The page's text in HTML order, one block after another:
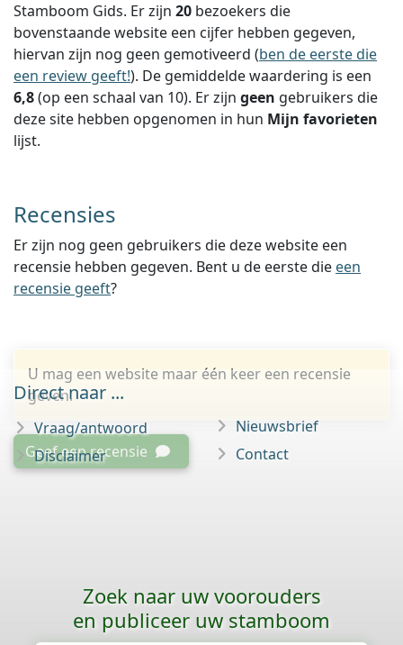
Stamboom Gids. Er zijn 20 bezoekers die
bovenstaande website een cijfer hebben gegeven,
hiervan zijn nog geen gemotiveerd (ben de eerste die
een review geeft!). De gemiddelde waardering is een
6,8(op een schaal van 10). Er zijn geen gebruikers die
deze site hebben opgenomen in hun Mijn favorieten
lijst.
Recensies
Er zijn nog geen gebruikers die deze website een
recensie hebben gegeven. Bent u de eerste die een
recensie geeft?
U mag een website maar één keer een recensie
geven.
Geef een recensie
Direct naar ...
Vraag/antwoord
Disclaimer
Nieuwsbrief
Contact
Zoek naar uw voorouders
en publiceer uw stamboom